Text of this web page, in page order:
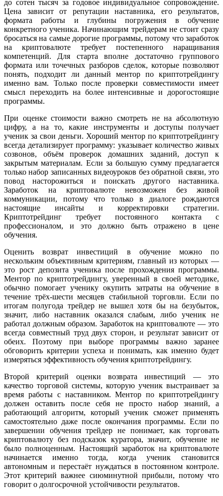
до сотен тысяч за годовое индивидуальное сопровождение.
Цена зависит от репутации наставника, его результатов,
формата работы и глубины погружения в обучение
конкретного ученика. Начинающим трейдерам не стоит сразу
бросаться на самые дорогие программы, потому что заработок
на криптовалюте требует постепенного наращивания
компетенций. Для старта вполне достаточно группового
формата или точечных разборов сделок, которые позволяют
понять, подходит ли данный ментор по криптотрейдингу
именно вам. Только после проверки совместимости имеет
смысл переходить на более интенсивные и дорогостоящие
программы.
При оценке стоимости важно смотреть не на абсолютную
цифру, а на то, какие инструменты и доступы получает
ученик за свои деньги. Хороший ментор по криптотрейдингу
всегда детализирует программу: указывает количество живых
созвонов, объём проверок домашних заданий, доступ к
закрытым материалам. Если за большую сумму предлагается
только набор записанных видеоуроков без обратной связи, это
повод насторожиться и поискать другого наставника.
Заработок на криптовалюте невозможен без живой
коммуникации, потому что только в диалоге рождаются
настоящие инсайты и корректировки стратегии.
Криптотрейдинг требует постоянного контакта с
профессионалом, и это должно быть отражено в цене
обучения.
Оценить возврат инвестиций в обучение можно по
нескольким объективным критериям, главный из которых —
это рост депозита ученика после прохождения программы.
Ментор по криптотрейдингу, уверенный в своей методике,
обычно помогает ученику окупить затраты на обучение в
течение трёх-шести месяцев стабильной торговли. Если по
итогам полугода трейдер не вышел хотя бы на безубыток,
значит, либо наставник оказался слабым, либо ученик не
работал должным образом. Заработок на криптовалюте — это
всегда совместный труд двух сторон, и результат зависит от
обеих. Поэтому при выборе программы важно заранее
обговорить критерии успеха и понимать, как именно будет
измеряться эффективность обучения криптотрейдингу.
Второй критерий оценки возврата инвестиций — это
качество торговой системы, которую ученик выстраивает за
время работы с наставником. Ментор по криптотрейдингу
должен оставить после себя не просто набор знаний, а
работающий алгоритм, который ученик сможет применять
самостоятельно даже после окончания программы. Если по
завершении обучения трейдер не понимает, как торговать
криптовалюту без подсказок куратора, значит, обучение не
было полноценным. Настоящий заработок на криптовалюте
начинается именно тогда, когда ученик становится
автономным и перестаёт нуждаться в постоянном контроле.
Этот критерий важнее сиюминутной прибыли, потому что
говорит о долгосрочной устойчивости результатов.